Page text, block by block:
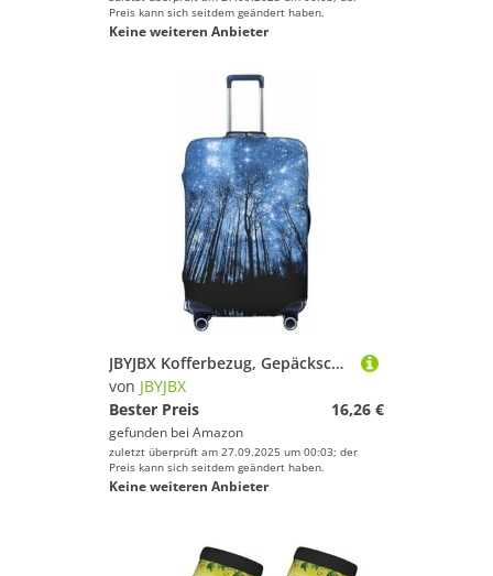
Preis kann sich seitdem geändert haben.
Keine weiteren Anbieter
JBYJBX Kofferbezug, Gepäckschutz, waschbar, elastisch, modisch, Reiseausrüstung, Motiv: Nachthimmel, Schwarz, Medium
von JBYJBX
Bester Preis
16,26 €
gefunden bei Amazon
zuletzt überprüft am 27.09.2025 um 00:03; der
Preis kann sich seitdem geändert haben.
Keine weiteren Anbieter